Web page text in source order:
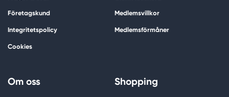
Företagskund
Integritetspolicy
Cookies
Medlemsvillkor
Medlemsförmåner
Om oss Shopping